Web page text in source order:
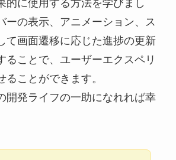
的に使用する方法を学びまし
ーの表示、アニメーション、ス
て画面遷移に応じた進捗の更新
ることで、ユーザーエクスペリ
ることができます。
開発ライフの一助になれれば幸